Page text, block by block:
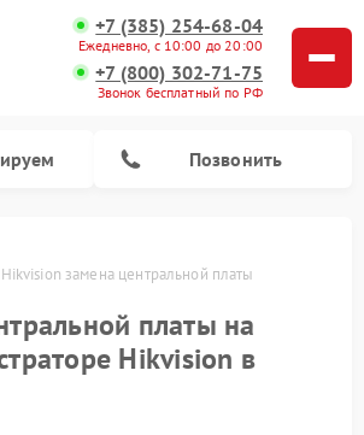
+7 (385) 254-68-04
Ежедневно, с 10:00 до 20:00
+7 (800) 302-71-75
Звонок бесплатный по РФ
Позвонить
замена центральной платы
платы на
Hikvision в